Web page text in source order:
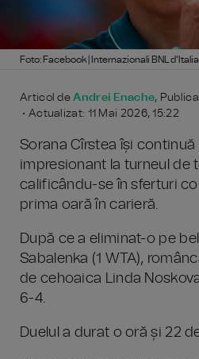
Foto: Facebook | Internazionali BNL d'Italia
Articol deAndrei Enache,
• Actualizat: 11 Mai 2026, 15:22
Sorana Cîrstea își continuă
impresionant la turneul de
calificându-se în sferturi
prima oară în carieră.
După ce a eliminat-o pe
Sabalenka (1 WTA),
de cehoaica Linda
6-4.
Duelul a durat o oră și 22